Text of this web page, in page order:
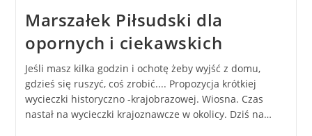
Marszałek Piłsudski dla
opornych i ciekawskich
Jeśli masz kilka godzin i ochotę żeby wyjść z domu,
gdzieś się ruszyć, coś zrobić.... Propozycja krótkiej
wycieczki historyczno -krajobrazowej. Wiosna. Czas
nastał na wycieczki krajoznawcze w okolicy. Dziś na…